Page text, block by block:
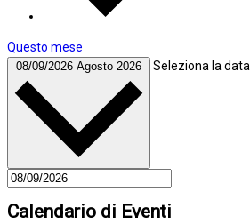
Questo mese
08/09/2026 Agosto 2026 Seleziona la data.
Calendario di Eventi